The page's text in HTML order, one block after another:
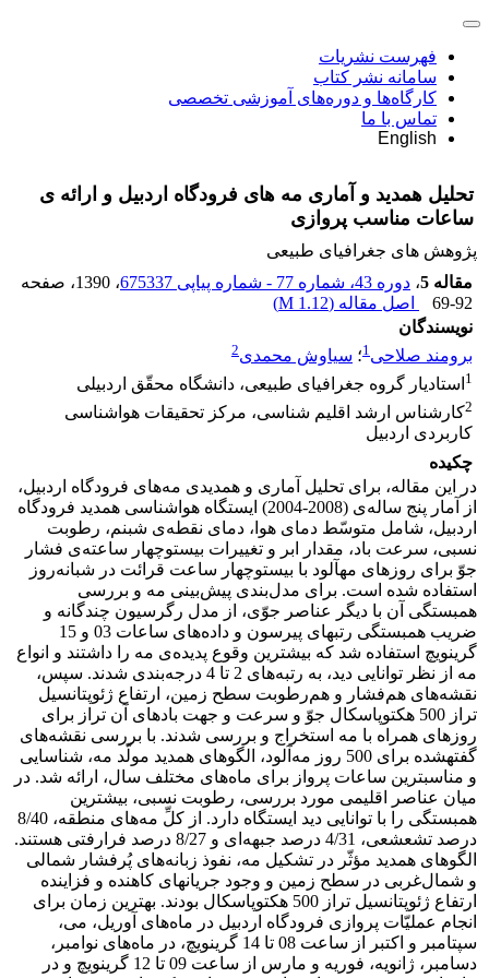
فهرست نشریات
سامانه نشر کتاب
کارگاه‌ها و دوره‌های آموزشی تخصصی
تماس با ما
English
تحلیل همدید و آماری مه های فرودگاه اردبیل و ارائه ی
ساعات مناسب پروازی
پژوهش های جغرافیای طبیعی
مقاله 5
، دوره 43، شماره 77 - شماره پیاپی 675337 ، 1390
، صفحه
69-92
اصل مقاله (1.12 M
)
نویسندگان
برومند صلاحی1؛ سیاوش محمدی2
1 استادیار گروه جغرافیای طبیعی، دانشگاه محقّق اردبیلی
2کارشناس ارشد اقلیم شناسی، مرکز تحقیقات هواشناسی
کاربردی اردبیل
چکیده
در این مقاله، برای تحلیل آماری و همدیدی مه‌های فرودگاه اردبیل،
از آمار پنج ساله‌ی (2008-2004) ایستگاه هواشناسی همدید فرودگاه
اردبیل، شامل متوسّط دمای هوا، دمای نقطه‌ی شبنم، رطوبت
نسبی، سرعت باد، مقدار ابر و تغییرات بیست‎وچهار ساعته‌ی فشار
جوّ برای روزهای مه‎آلود با بیست‎وچهار ساعت قرائت در شبانه‌روز
استفاده شده است. برای مدل‌بندی پیش‌بینی مه و بررسی
همبستگی آن با دیگر عناصر جوّی، از مدل رگرسیون چندگانه و
ضریب همبستگی رتبه‎ای پیرسون و داده‌های ساعات 03 و 15
گرینویچ استفاده شد که بیشترین وقوع پدیده‌ی مه را داشتند و انواع
مه از نظر توانایی دید، به رتبه‌های 2 تا 4 درجه‌بندی شدند. سپس،
نقشه‌های هم‌فشار و هم‌رطوبت سطح زمین، ارتفاع ژئوپتانسیل
تراز 500 هکتوپاسکال جوّ و سرعت و جهت بادهای آن تراز برای
روزهای همراه با مه استخراج و بررسی شدند. با بررسی نقشه‌های
گفته‎شده برای 500 روز مه‌آلود، الگوهای همدید مولّد مه، شناسایی
و مناسب‎ترین ساعات پرواز برای ماه‌های مختلف سال، ارائه شد. در
میان عناصر اقلیمی مورد بررسی، رطوبت نسبی، بیشترین
همبستگی را با توانایی دید ایستگاه دارد. از کلِّ مه‌های منطقه، 8/40
درصد تشعشعی، 4/31 درصد جبهه‌ای و 8/27 درصد فرارفتی هستند.
الگوهای همدید مؤثّر در تشکیل مه، نفوذ زبانه‌های پُرفشار شمالی
و شمال‌غربی در سطح زمین و وجود جریان‎های کاهنده و فزاینده
ارتفاع ژئوپتانسیل تراز 500 هکتوپاسکال بودند. بهترین زمان برای
انجام عملیّات پروازی فرودگاه اردبیل در ماه‌های آوریل، می،
سپتامبر و اکتبر از ساعت 08 تا 14 گرینویچ، در ماه‌های نوامبر،
دسامبر، ژانویه، فوریه و مارس از ساعت 09 تا 12 گرینویچ و در